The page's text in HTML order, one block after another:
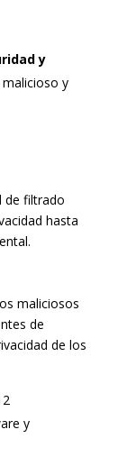
y
y
de filtrado
hasta
maliciosos
de
de los
y